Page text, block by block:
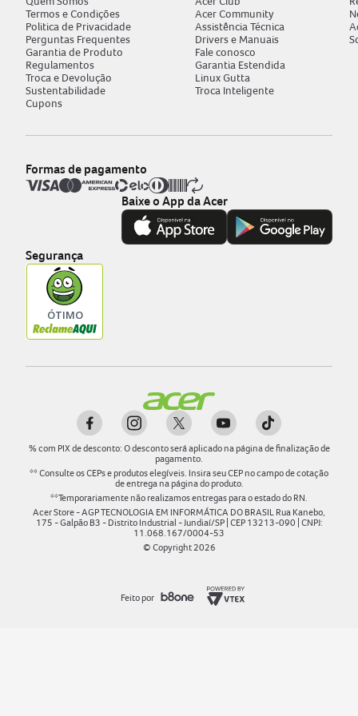
Termos e Condições
Politica de Privacidade
Perguntas Frequentes
Garantia de Produto
Regulamentos
Troca e Devolução
Sustentabilidade
Cupons
Acer Community
Assistência Técnica
Drivers e Manuais
Fale conosco
Garantia Estendida
Linux Gutta
Troca Inteligente
Formas de pagamento
Baixe o App da Acer
Segurança
%com PIX de desconto: O desconto será aplicado na página de finalização de
pagamento.
** Consulte os CEPs e produtos elegíveis. Insira seu CEP no campo de cotação
de entrega na página do produto.
**Temporariamente não realizamos entregas para o estado do RN.
Acer Store - AGP TECNOLOGIA EM INFORMÁTICA DO BRASIL Rua Kanebo,
175 - Galpão B3 - Distrito Industrial - Jundiaí/SP | CEP 13213-090 | CNPJ:
11.068.167/0004-53
© Copyright2026
Feito por